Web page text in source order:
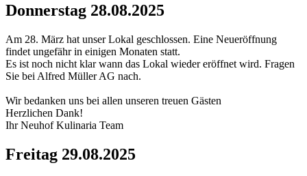
Donnerstag 28.08.2025
Am 28. März hat unser Lokal geschlossen. Eine Neueröffnung
findet ungefähr in einigen Monaten statt.
Es ist noch nicht klar wann das Lokal wieder eröffnet wird. Fragen
Sie bei Alfred Müller AG nach.
Wir bedanken uns bei allen unseren treuen Gästen
Herzlichen Dank!
Ihr Neuhof Kulinaria Team
Freitag 29.08.2025